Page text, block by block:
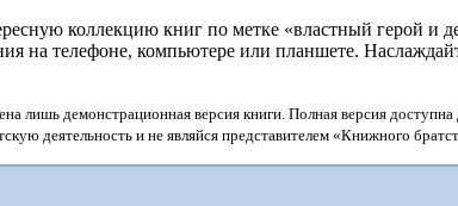
коллекцию книг по метке «властный герой и
на телефоне, компьютере или планшете.
лишь демонстрационная версия книги. Полная версия доступна
деятельность и не являйся представителем «Книжного